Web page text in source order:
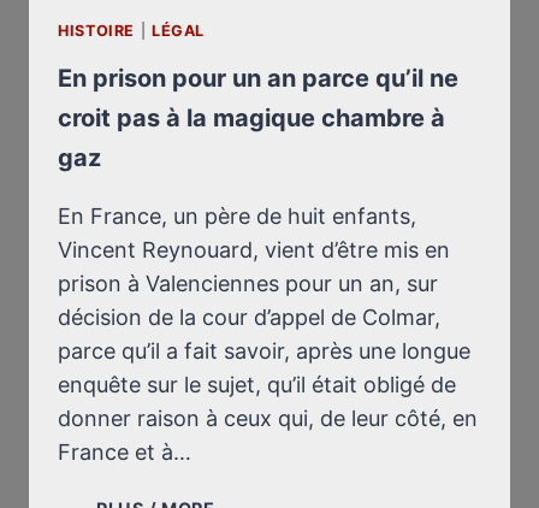
HISTOIRE LÉGAL
En prison pour un an parce qu’il ne
croit pas à la magique chambre à
gaz
En France, un père de huit enfants,
Vincent Reynouard, vient d’être mis en
prison à Valenciennes pour un an, sur
décision de la cour d’appel de Colmar,
parce qu’il a fait savoir, après une longue
enquête sur le sujet, qu’il était obligé de
donner raison à ceux qui, de leur côté, en
France et à…